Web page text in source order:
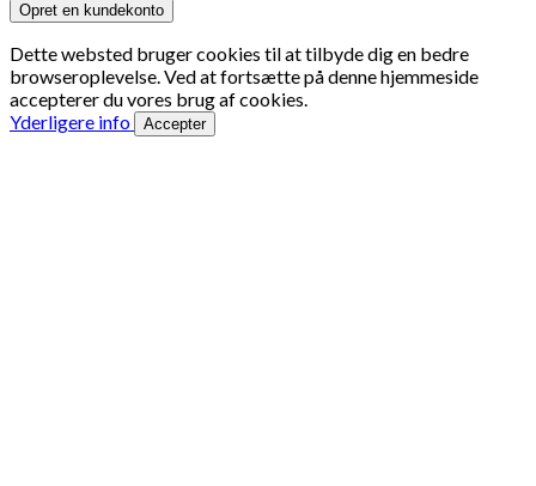
Opret en kundekonto
Dette websted bruger cookies til at tilbyde dig en bedre
browseroplevelse. Ved at fortsætte på denne hjemmeside
accepterer du vores brug af cookies.
Yderligere info
Accepter